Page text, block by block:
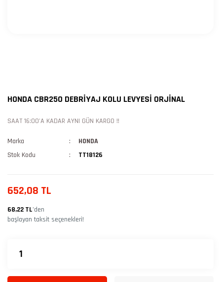
HONDA CBR250 DEBRİYAJ KOLU LEVYESİ ORJİNAL
SAAT 16:00'A KADAR AYNI GÜN KARGO !!
Marka
HONDA
Stok Kodu
TT18126
652,08 TL
68,22 TL’den
başlayan taksit seçenekleri!